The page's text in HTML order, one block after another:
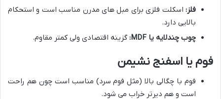
فلز: اسکلت فلزی برای مبل های مدرن مناسب است و استحکام
بالایی دارد.
چوب چندلایه یا MDF:
گزینه اقتصادی ولی کمتر مقاوم.
فوم یا اسفنج نشیمن
فوم با چگالی بالا (مثل فوم سرد) مناسب است چون هم راحت
است و هم دیرتر خراب می شود.